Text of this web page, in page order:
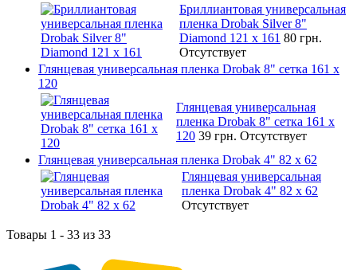
Бриллиантовая универсальная
пленка Drobak Silver 8"
Diamond 121 х 161 80 грн.
Отсутствует
Глянцевая универсальная пленка Drobak 8" сетка 161 х
120
Глянцевая универсальная
пленка Drobak 8" сетка 161 х
120 39 грн. Отсутствует
Глянцевая универсальная пленка Drobak 4" 82 x 62
Глянцевая универсальная
пленка Drobak 4" 82 x 62
Отсутствует
Товары 1 - 33 из 33